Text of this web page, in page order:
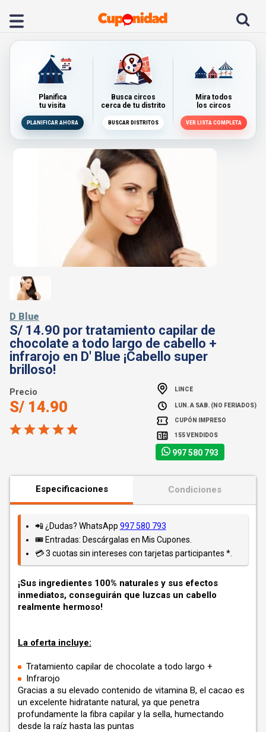
Planifica
tu visita
PLANIFICAR AHORA
Busca circos
cerca de tu distrito
BUSCAR DISTRITOS
Mira todos
los circos
VER LISTA COMPLETA
D Blue
S/ 14.90 por tratamiento capilar de
chocolate a todo largo de cabello +
infrarojo en D' Blue ¡Cabello super
brilloso!
Precio
S/ 14.90
LINCE
LUN. A SAB. (NO FERIADOS)
CUPÓN IMPRESO
155 VENDIDOS
997 580 793
Especificaciones Condiciones
📲 ¿Dudas? WhatsApp 997 580 793
🎟️ Entradas: Descárgalas en Mis Cupones.
💳 3 cuotas sin intereses con tarjetas participantes *.
¡Sus ingredientes 100% naturales y sus efectos
inmediatos, conseguirán que luzcas un cabello
realmente hermoso!
La oferta incluye:
Tratamiento capilar de chocolate a todo largo +
Infrarojo
Gracias a su elevado contenido de vitamina B, el cacao es
un excelente hidratante natural, ya que penetra
profundamente la fibra capilar y la sella, humectando
desde la raíz hasta las puntas